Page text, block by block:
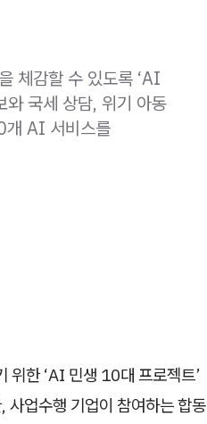
체감할 수 있도록 ‘AI
와 국세 상담, 위기 아동
개 AI 서비스를
위한 ‘AI 민생 10대 프로젝트’
사업수행 기업이 참여하는 합동